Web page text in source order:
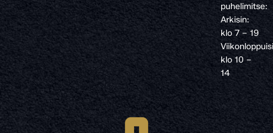
puhelimitse:
Arkisin:
klo 7 – 19
klo 10 –
14